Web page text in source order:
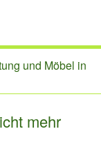
und Möbel in
mehr